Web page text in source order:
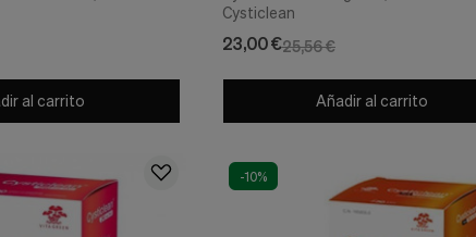
al carrito
Cysticlean
25,56 €
23,00 €
Añadir al carrito
-10%